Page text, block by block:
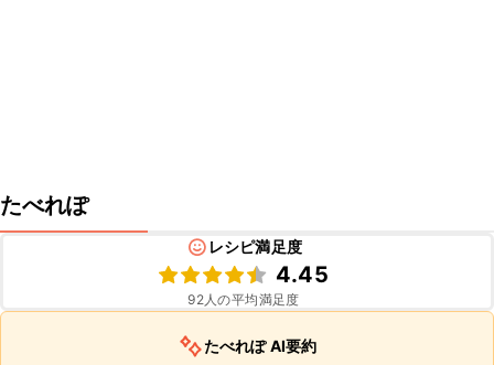
たべれぽ
レシピ満足度
4.45
92人の平均満足度
たべれぽ AI要約